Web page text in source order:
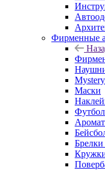
Фирменные
Маски
Брелки